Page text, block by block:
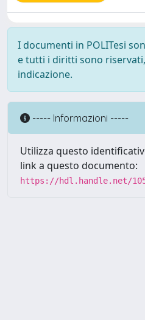
I documenti in POLITesi
e tutti i diritti sono
indicazione.
----- Informazioni -----
Utilizza questo
link a questo documento:
https://hdl.handle.net/